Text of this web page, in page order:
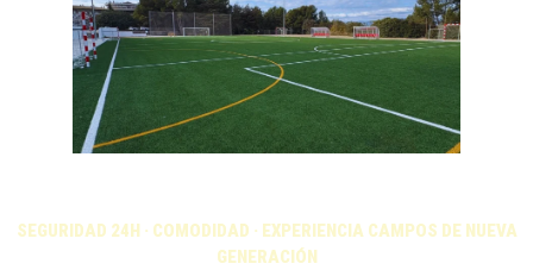
SEGURIDAD 24H · COMODIDAD · EXPERIENCIA CAMPOS DE NUEVA
GENERACIÓN